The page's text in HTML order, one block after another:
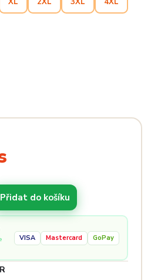
Přidat do košíku
VISA Mastercard GoPay